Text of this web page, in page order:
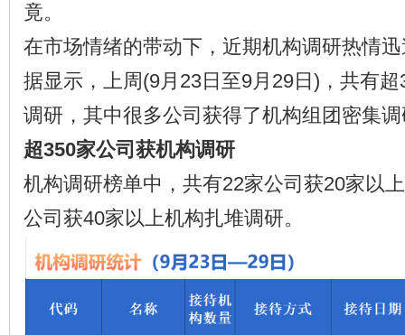
竟。
在市场情绪的带动下，近期机构调研热情
据显示，上周(9月23日至9月29日)，共有
调研，其中很多公司获得了机构组团密集
超350家公司获机构调研
机构调研榜单中，共有22家公司获20家以
公司获40家以上机构扎堆调研。